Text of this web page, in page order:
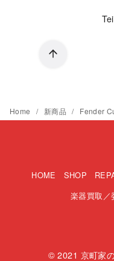
Home 新商品 Fender Custom Shop
HOME SHOP
楽器買取／
© 2021 京町家